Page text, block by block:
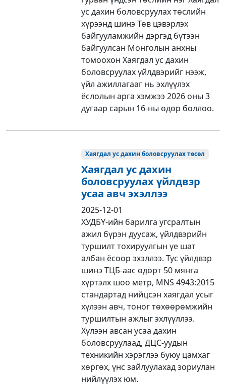
ус дахин боловсруулах төслийн
хүрээнд шинэ Төв цэвэрлэх
байгууламжийн дэргэд бүтээн
байгуулсан Монголын анхны
томоохон Хаягдал ус дахин
боловсруулах үйлдвэрийг нээж,
үйл ажиллагааг нь эхлүүлэх
ёслолын арга хэмжээ 2026 оны 3
дугаар сарын 16-ны өдөр боллоо.
Хаягдал ус дахин боловсруулах төсөл
Хаягдал ус дахин
боловсруулах үйлдвэр
усаа авч эхэллээ
2025-12-01
ХУДБҮ-ийн барилга угсралтын
ажил бүрэн дуусаж, үйлдвэрийн
туршилт тохируулгын үе шат
албан ёсоор эхэллээ. Тус үйлдвэр
шинэ ТЦБ-аас өдөрт 50 мянга
хүртэлх шоо метр, MNS 4943:2015
стандартад нийцсэн хаягдал усыг
хүлээн авч, тоног төхөөрөмжийн
туршилтын ажлыг эхлүүллээ.
Хүлээн авсан усаа дахин
боловсруулаад, ДЦС-уудын
техникийн хэрэглээ буюу цамхаг
хөргөх, үнс зайлуулахад зориулан
нийлүүлэх юм.